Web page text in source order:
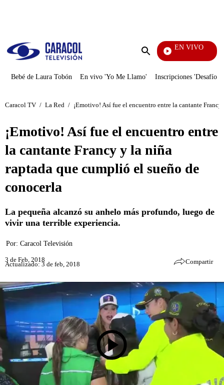
Enviar
EN VIVO
EFÉ
Bebé de Laura Tobón En vivo 'Yo Me Llamo' Inscripciones 'Desafío'
Caracol TV / La Red / ¡Emotivo! Así fue el encuentro entre la cantante
¡Emotivo! Así fue el encuentro entre
la cantante Francy y la niña
raptada que cumplió el sueño de
conocerla
La pequeña alcanzó su anhelo más profundo, luego de
vivir una terrible experiencia.
Por: Caracol Televisión
3 de Feb, 2018
Actualizado: 3 de feb, 2018 Compartir